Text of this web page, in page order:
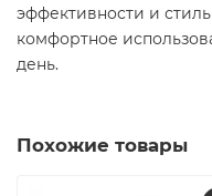
эффективности и
комфортное
день.​
Похожие товары